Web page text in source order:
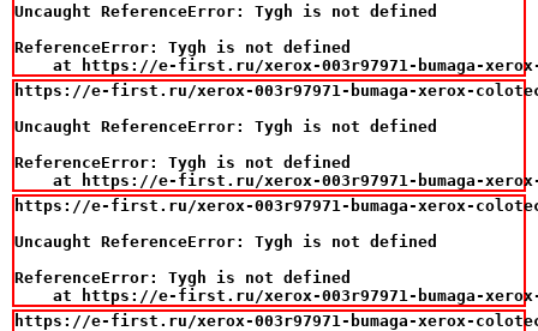
Uncaught ReferenceError: Tygh is not defined
ReferenceError: Tygh is not defined
at https://e-first.ru/xerox-003r97971-bumaga-
https://e-first.ru/xerox-003r97971-bumaga-xerox-
Uncaught ReferenceError: Tygh is not defined
ReferenceError: Tygh is not defined
at https://e-first.ru/xerox-003r97971-bumaga-
https://e-first.ru/xerox-003r97971-bumaga-xerox-
Uncaught ReferenceError: Tygh is not defined
ReferenceError: Tygh is not defined
at https://e-first.ru/xerox-003r97971-bumaga-
https://e-first.ru/xerox-003r97971-bumaga-xerox-